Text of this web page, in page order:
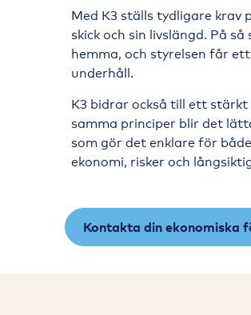
Med K3 ställs tydligare
skick och sin livslängd. På
hemma, och styrelsen får
underhåll.
K3 bidrar också till ett
samma principer blir det
som gör det enklare för
ekonomi, risker och
Kontakta din ekonomiska